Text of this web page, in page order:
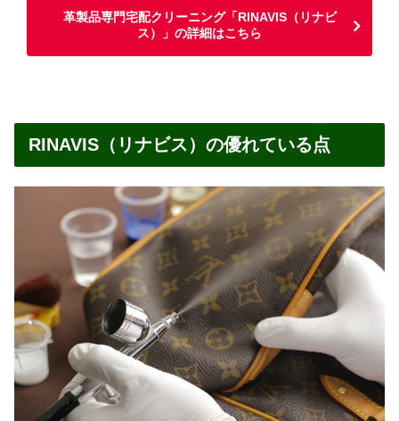
革製品専門宅配クリーニング「RINAVIS（リナビ
ス）」の詳細はこちら
RINAVIS（リナビス）の優れている点